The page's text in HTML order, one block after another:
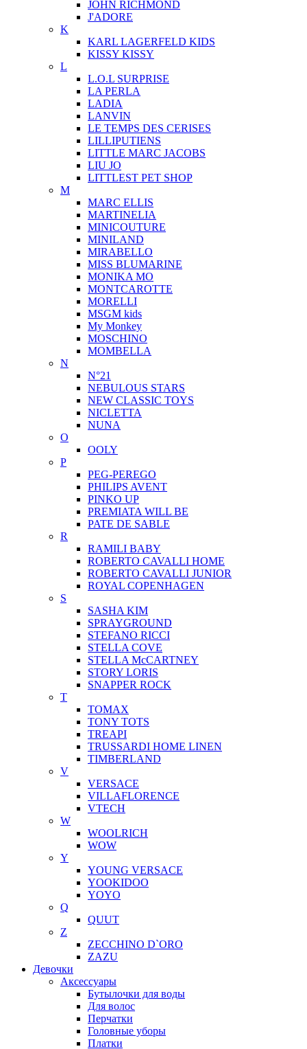
JOHN RICHMOND
J'ADORE
K
KARL LAGERFELD KIDS
KISSY KISSY
L
L.O.L SURPRISE
LA PERLA
LADIA
LANVIN
LE TEMPS DES CERISES
LILLIPUTIENS
LITTLE MARC JACOBS
LIU JO
LITTLEST PET SHOP
M
MARC ELLIS
MARTINELIA
MINICOUTURE
MINILAND
MIRABELLO
MISS BLUMARINE
MONIKA MO
MONTCAROTTE
MORELLI
MSGM kids
My Monkey
MOSCHINO
MOMBELLA
N
N°21
NEBULOUS STARS
NEW CLASSIC TOYS
NICLETTA
NUNA
O
OOLY
P
PEG-PEREGO
PHILIPS AVENT
PINKO UP
PREMIATA WILL BE
PATE DE SABLE
R
RAMILI BABY
ROBERTO CAVALLI HOME
ROBERTO CAVALLI JUNIOR
ROYAL COPENHAGEN
S
SASHA KIM
SPRAYGROUND
STEFANO RICCI
STELLA COVE
STELLA McCARTNEY
STORY LORIS
SNAPPER ROCK
T
TOMAX
TONY TOTS
TREAPI
TRUSSARDI HOME LINEN
TIMBERLAND
V
VERSACE
VILLAFLORENCE
VTECH
W
WOOLRICH
WOW
Y
YOUNG VERSACE
YOOKIDOO
YOYO
Q
QUUT
Z
ZECCHINO D`ORO
ZAZU
Девочки
Аксессуары
Бутылочки для воды
Для волос
Перчатки
Головные уборы
Платки